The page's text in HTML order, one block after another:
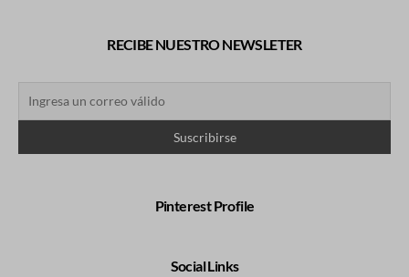
RECIBE NUESTRO NEWSLETER
Pinterest Profile
Social Links